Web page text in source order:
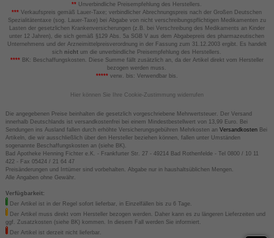
** Unverbindliche Preisempfehlung des Herstellers.
*** Verkaufspreis gemäß Lauer-Taxe; verbindlicher Abrechnungspreis nach der Großen Deutschen
Spezialitätentaxe (sog. Lauer-Taxe) bei Abgabe von nicht verschreibungspflichtigen Medikamenten zu
Lasten der gesetzlichen Krankenversicherungen (z.B. bei Verschreibung des Medikaments an Kinder
unter 12 Jahren), die sich gemäß §129 Abs. 5a SGB V aus dem Abgabepreis des pharmazeutischen
Unternehmens und der Arzneimittelpreisverordnung in der Fassung zum 31.12.2003 ergibt. Es handelt
sich nicht um die unverbindliche Preisempfehlung des Herstellers.
****BK: Beschaffungskosten. Diese Summe fällt zusätzlich an, da der Artikel direkt vom Hersteller
bezogen werden muss.
*****verw. bis: Verwendbar bis.
Hier können Sie Ihre Cookie-Zustimmung widerrufen
Die angegebenen Preise beinhalten die gesetzlich vorgeschriebene Mehrwertsteuer. Der Versand
innerhalb Deutschlands ist versandkostenfrei bei einem Mindestbestellwert von 13,99 Euro. Bei
Sendungen ins Ausland fallen durch erhöhte Versicherungsgebühren Mehrkosten an VersandkostenBei
Artikeln, die wir ausschließlich über den Hersteller beziehen können, fallen unter Umständen
sogenannte Beschaffungskosten an (siehe BK).
Bad Apotheke Henning Fichter e.K. - Frankfurter Str. 27 - 49214 Bad Rothenfelde - Tel 0800 / 10 11
422 - Fax 05424 / 21 64 47
Preisänderungen und Irrtümer sind vorbehalten. Abgabe nur in haushaltsüblichen Mengen.
Alle Angaben ohne Gewähr.
Verfügbarkeit:
Der Artikel ist in der Regel sofort lieferbar, in Einzelfällen bis zu 6 Tage.
Der Artikel muss direkt vom Hersteller bezogen werden. Daher kann es zu längeren Lieferzeiten und
ggf. Zusatzkosten (siehe BK) kommen. In diesem Fall werden Sie informiert.
Der Artikel ist derzeit nicht lieferbar.